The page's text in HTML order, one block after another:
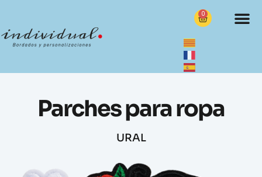
0
Parches para ropa
URAL